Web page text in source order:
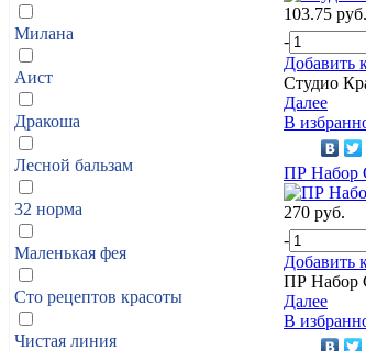
Милана
Аист
Дракоша
Лесной бальзам
32 норма
Маленькая фея
Сто рецептов красоты
Чистая линия
103.75 руб.
-
Добавить
Студио
Далее
В
ПР Набор
270 руб.
-
Добавить
ПР Набор
Далее
В